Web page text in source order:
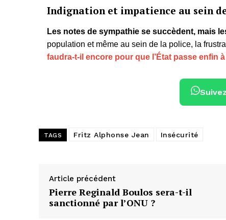
Indignation et impatience au sein
Les notes de sympathie se succèdent, mais
population et même au sein de la police, la
faudra-t-il encore pour que l’État passe enfin à
TAGS Fritz Alphonse Jean Insécurité
Article précédent
Pierre Reginald Boulos sera-t-il
sanctionné par l’ONU ?